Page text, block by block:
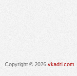
Copyright © 2026 vkadri.com